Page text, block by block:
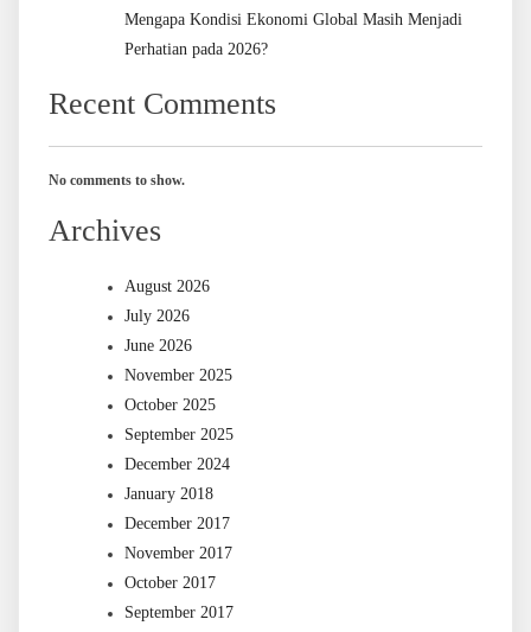
Mengapa Kondisi Ekonomi Global Masih Menjadi
Perhatian pada 2026?
Recent Comments
No comments to show.
Archives
August 2026
July 2026
June 2026
November 2025
October 2025
September 2025
December 2024
January 2018
December 2017
November 2017
October 2017
September 2017